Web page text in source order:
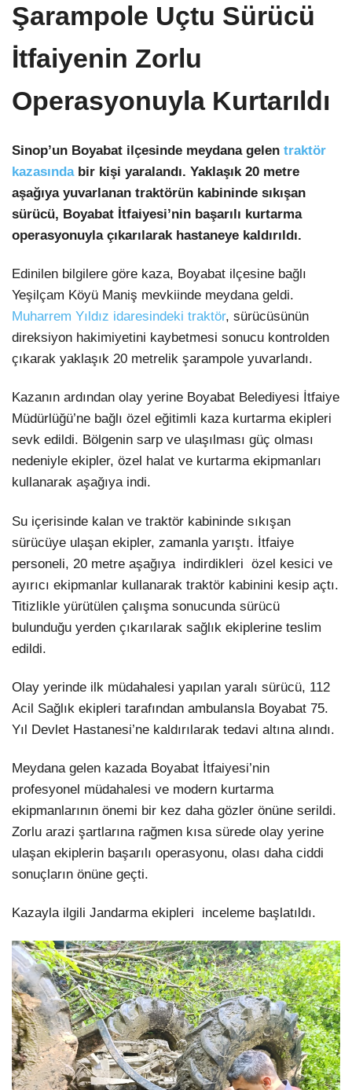
Şarampole Uçtu Sürücü
İtfaiyenin Zorlu
Operasyonuyla Kurtarıldı
Sinop’un Boyabat ilçesinde meydana gelen traktör
kazasındabir kişi yaralandı. Yaklaşık 20 metre
aşağıya yuvarlanan traktörün kabininde sıkışan
sürücü, Boyabat İtfaiyesi’nin başarılı kurtarma
operasyonuyla çıkarılarak hastaneye kaldırıldı.
Edinilen bilgilere göre kaza, Boyabat ilçesine bağlı
Yeşilçam Köyü Maniş mevkiinde meydana geldi.
Muharrem Yıldız idaresindeki traktör, sürücüsünün
direksiyon hakimiyetini kaybetmesi sonucu kontrolden
çıkarak yaklaşık 20 metrelik şarampole yuvarlandı.
Kazanın ardından olay yerine Boyabat Belediyesi İtfaiye
Müdürlüğü’ne bağlı özel eğitimli kaza kurtarma ekipleri
sevk edildi. Bölgenin sarp ve ulaşılması güç olması
nedeniyle ekipler, özel halat ve kurtarma ekipmanları
kullanarak aşağıya indi.
Su içerisinde kalan ve traktör kabininde sıkışan
sürücüye ulaşan ekipler, zamanla yarıştı. İtfaiye
personeli, 20 metre aşağıya indirdikleri özel kesici ve
ayırıcı ekipmanlar kullanarak traktör kabinini kesip açtı.
Titizlikle yürütülen çalışma sonucunda sürücü
bulunduğu yerden çıkarılarak sağlık ekiplerine teslim
edildi.
Olay yerinde ilk müdahalesi yapılan yaralı sürücü, 112
Acil Sağlık ekipleri tarafından ambulansla Boyabat 75.
Yıl Devlet Hastanesi’ne kaldırılarak tedavi altına alındı.
Meydana gelen kazada Boyabat İtfaiyesi’nin
profesyonel müdahalesi ve modern kurtarma
ekipmanlarının önemi bir kez daha gözler önüne serildi.
Zorlu arazi şartlarına rağmen kısa sürede olay yerine
ulaşan ekiplerin başarılı operasyonu, olası daha ciddi
sonuçların önüne geçti.
Kazayla ilgili Jandarma ekipleri inceleme başlatıldı.